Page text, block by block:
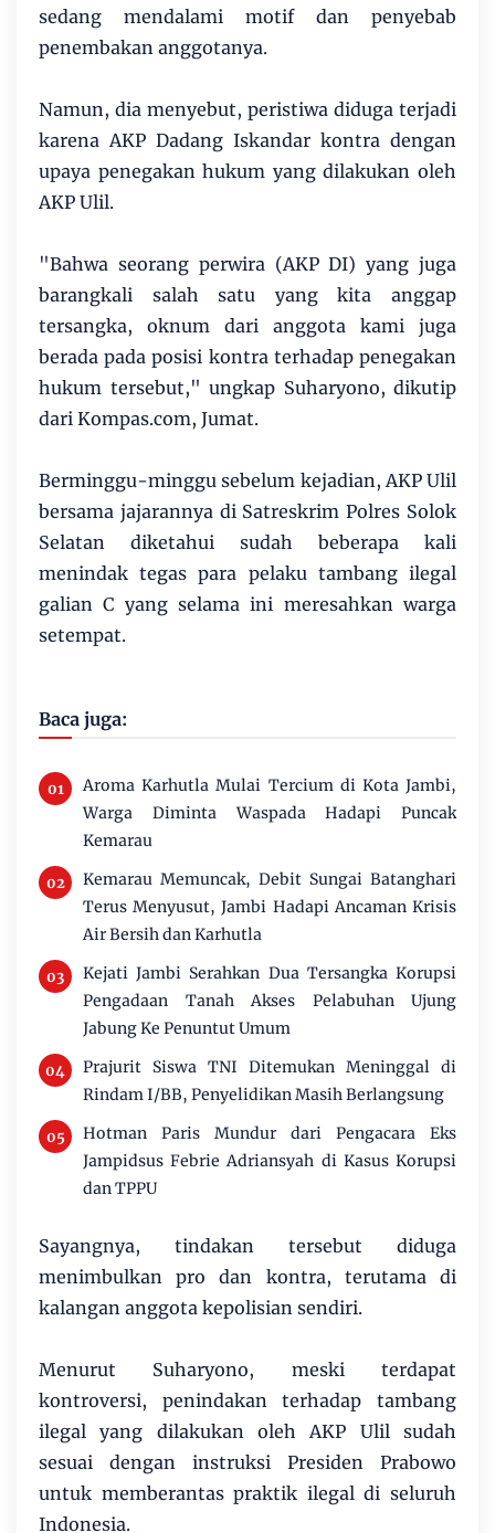
sedang mendalami motif dan penyebab
penembakan anggotanya.
Namun, dia menyebut, peristiwa diduga terjadi
karena AKP Dadang Iskandar kontra dengan
upaya penegakan hukum yang dilakukan oleh
AKP Ulil.
"Bahwa seorang perwira (AKP DI) yang juga
barangkali salah satu yang kita anggap
tersangka, oknum dari anggota kami juga
berada pada posisi kontra terhadap penegakan
hukum tersebut," ungkap Suharyono, dikutip
dari Kompas.com, Jumat.
Berminggu-minggu sebelum kejadian, AKP Ulil
bersama jajarannya di Satreskrim Polres Solok
Selatan diketahui sudah beberapa kali
menindak tegas para pelaku tambang ilegal
galian C yang selama ini meresahkan warga
setempat.
Baca juga:
Aroma Karhutla Mulai Tercium di Kota Jambi,
Warga Diminta Waspada Hadapi Puncak
Kemarau
Kemarau Memuncak, Debit Sungai Batanghari
Terus Menyusut, Jambi Hadapi Ancaman Krisis
Air Bersih dan Karhutla
Kejati Jambi Serahkan Dua Tersangka Korupsi
Pengadaan Tanah Akses Pelabuhan Ujung
Jabung Ke Penuntut Umum
Prajurit Siswa TNI Ditemukan Meninggal di
Rindam I/BB, Penyelidikan Masih Berlangsung
Hotman Paris Mundur dari Pengacara Eks
Jampidsus Febrie Adriansyah di Kasus Korupsi
dan TPPU
Sayangnya, tindakan tersebut diduga
menimbulkan pro dan kontra, terutama di
kalangan anggota kepolisian sendiri.
Menurut Suharyono, meski terdapat
kontroversi, penindakan terhadap tambang
ilegal yang dilakukan oleh AKP Ulil sudah
sesuai dengan instruksi Presiden Prabowo
untuk memberantas praktik ilegal di seluruh
Indonesia.